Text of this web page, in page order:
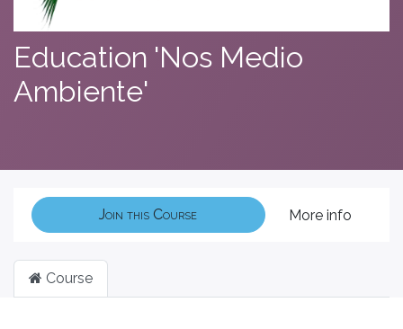
Education 'Nos Medio
Ambiente'
Join this Course More info
Course